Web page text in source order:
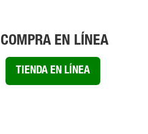
COMPRA EN LÍNEA
TIENDA EN LÍNEA